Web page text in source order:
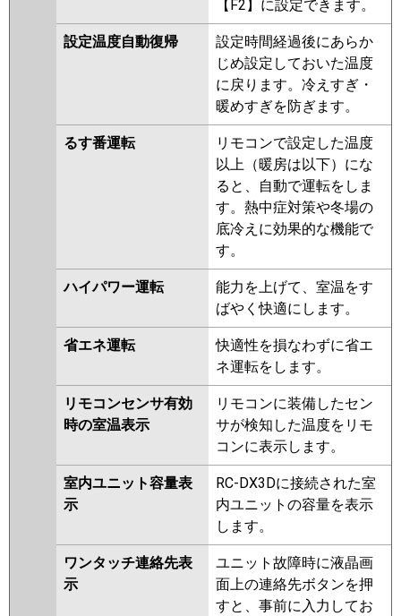
【F2】に設定できます。
設定温度自動復帰
設定時間経過後にあらか
じめ設定しておいた温度
に戻ります。冷えすぎ・
暖めすぎを防ぎます。
るす番運転
リモコンで設定した温度
以上（暖房は以下）にな
ると、自動で運転をしま
す。熱中症対策や冬場の
底冷えに効果的な機能で
す。
ハイパワー運転
能力を上げて、室温をす
ばやく快適にします。
省エネ運転
快適性を損なわずに省エ
ネ運転をします。
リモコンセンサ有効
時の室温表示
リモコンに装備したセン
サが検知した温度をリモ
コンに表示します。
室内ユニット容量表
示
RC-DX3Dに接続された室
内ユニットの容量を表示
します。
ワンタッチ連絡先表
示
ユニット故障時に液晶画
面上の連絡先ボタンを押
すと、事前に入力してお